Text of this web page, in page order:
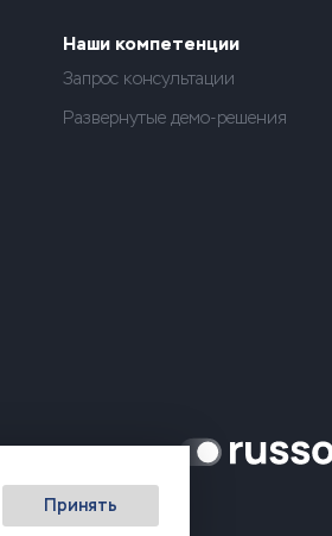
Принять
Наши компетенции
Запрос консультации
Развернутые демо-решения